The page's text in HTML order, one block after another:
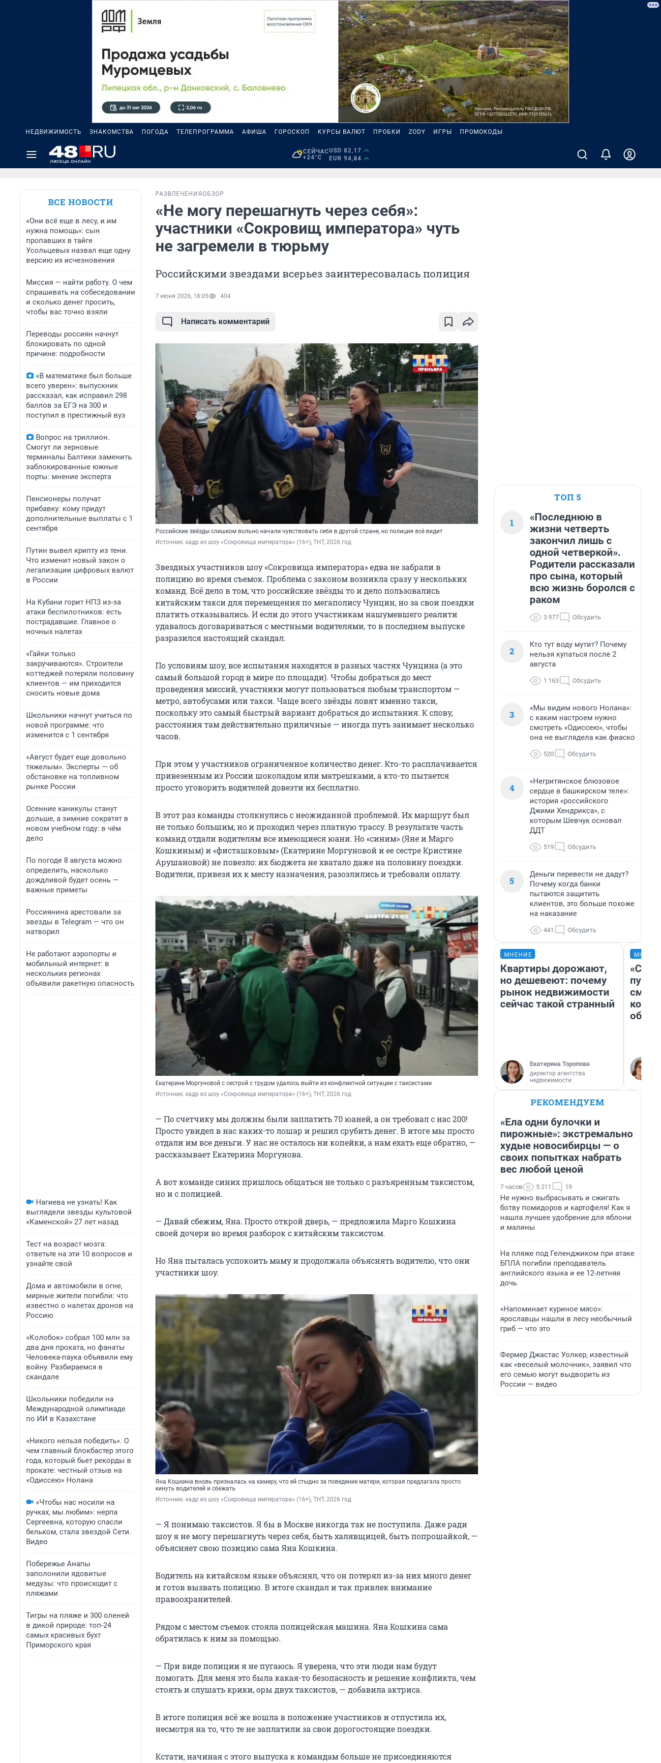
НЕДВИЖИМОСТЬ ЗНАКОМСТВА ПОГОДА ТЕЛЕПРОГРАММА АФИША ГОРОСКОП КУРСЫ ВАЛЮТ ПРОБКИ ZODY ИГРЫ ПРОМОКОДЫ
СЕЙЧАС
+24°C
USD 82,17
EUR 94,84
ВСЕ НОВОСТИ
«Они всё еще в лесу, и им
нужна помощь»: сын
пропавших в тайге
Усольцевых назвал еще одну
версию их исчезновения
Миссия — найти работу. О чем
спрашивать на собеседовании
и сколько денег просить,
чтобы вас точно взяли
Переводы россиян начнут
блокировать по одной
причине: подробности
«В математике был больше
всего уверен»: выпускник
рассказал, как исправил 298
баллов за ЕГЭ на 300 и
поступил в престижный вуз
Вопрос на триллион.
Смогут ли зерновые
терминалы Балтики заменить
заблокированные южные
порты: мнение эксперта
Пенсионеры получат
прибавку: кому придут
дополнительные выплаты с 1
сентября
Путин вывел крипту из тени.
Что изменит новый закон о
легализации цифровых валют
в России
На Кубани горит НПЗ из-за
атаки беспилотников: есть
пострадавшие. Главное о
ночных налетах
«Гайки только
закручиваются». Строители
коттеджей потеряли половину
клиентов — им приходится
сносить новые дома
Школьники начнут учиться по
новой программе: что
изменится с 1 сентября
«Август будет еще довольно
тяжелым». Эксперты — об
обстановке на топливном
рынке России
Осенние каникулы станут
дольше, а зимние сократят в
новом учебном году: в чём
дело
По погоде 8 августа можно
определить, насколько
дождливой будет осень —
важные приметы
Россиянина арестовали за
звезды в Telegram — что он
натворил
Не работают аэропорты и
мобильный интернет: в
нескольких регионах
объявили ракетную опасность
Нагиева не узнать! Как
выглядели звезды культовой
«Каменской» 27 лет назад
Тест на возраст мозга:
ответьте на эти 10 вопросов и
узнайте свой
Дома и автомобили в огне,
мирные жители погибли: что
известно о налетах дронов на
Россию
«Колобок» собрал 100 млн за
два дня проката, но фанаты
Человека-паука объявили ему
войну. Разбираемся в
скандале
Школьники победили на
Международной олимпиаде
по ИИ в Казахстане
«Никого нельзя победить». О
чем главный блокбастер этого
года, который бьет рекорды в
прокате: честный отзыв на
«Одиссею» Нолана
«Чтобы нас носили на
ручках, мы любим»: нерпа
Сергеевна, которую спасли
бельком, стала звездой Сети.
Видео
Побережье Анапы
заполонили ядовитые
медузы: что происходит с
пляжами
Тигры на пляже и 300 оленей
в дикой природе: топ-24
самых красивых бухт
Приморского края
РАЗВЛЕЧЕНИЯ ОБЗОР
«Не могу перешагнуть через себя»:
участники «Сокровищ императора» чуть
не загремели в тюрьму
Российскими звездами всерьез заинтересовалась полиция
7 июня 2026, 18:05 404
Написать комментарий
Российские звёзды слишком вольно начали чувствовать себя в другой стране, но полиция всё видит
Источник: кадр из шоу «Сокровища императора» (16+), ТНТ, 2026 год
Звездных участников шоу «Сокровища императора» едва не забрали в
полицию во время съемок. Проблема с законом возникла сразу у нескольких
команд. Всё дело в том, что российские звёзды то и дело пользовались
китайским такси для перемещения по мегаполису Чунцин, но за свои поездки
платить отказывались. И если до этого участникам нашумевшего реалити
удавалось договариваться с местными водителями, то в последнем выпуске
разразился настоящий скандал.
По условиям шоу, все испытания находятся в разных частях Чунцина (а это
самый большой город в мире по площади). Чтобы добраться до мест
проведения миссий, участники могут пользоваться любым транспортом —
метро, автобусами или такси. Чаще всего звёзды ловят именно такси,
поскольку это самый быстрый вариант добраться до испытания. К слову,
расстояния там действительно приличные — иногда путь занимает несколько
часов.
При этом у участников ограниченное количество денег. Кто-то расплачивается
привезенным из России шоколадом или матрешками, а кто-то пытается
просто уговорить водителей довезти их бесплатно.
В этот раз команды столкнулись с неожиданной проблемой. Их маршрут был
не только большим, но и проходил через платную трассу. В результате часть
команд отдали водителям все имеющиеся юани. Но «синим» (Яне и Марго
Кошкиным) и «фисташковым» (Екатерине Моргуновой и ее сестре Кристине
Арушановой) не повезло: их бюджета не хватало даже на половину поездки.
Водители, привезя их к месту назначения, разозлились и требовали оплату.
Екатерине Моргуновой с сестрой с трудом удалось выйти из конфликтной ситуации с таксистами
Источник: кадр из шоу «Сокровища императора» (16+), ТНТ, 2026 год
— По счетчику мы должны были заплатить 70 юаней, а он требовал с нас 200!
Просто увидел в нас каких-то лошар и решил срубить денег. В итоге мы просто
отдали им все деньги. У нас не осталось ни копейки, а нам ехать еще обратно, —
рассказывает Екатерина Моргунова.
А вот команде синих пришлось общаться не только с разъяренным таксистом,
но и с полицией.
— Давай сбежим, Яна. Просто открой дверь, — предложила Марго Кошкина
своей дочери во время разборок с китайским таксистом.
Но Яна пыталась успокоить маму и продолжала объяснять водителю, что они
участники шоу.
Яна Кошкина вновь призналась на камеру, что ей стыдно за поведение матери, которая предлагала просто
кинуть водителей и сбежать
Источник: кадр из шоу «Сокровища императора» (16+), ТНТ, 2026 год
— Я понимаю таксистов. Я бы в Москве никогда так не поступила. Даже ради
шоу я не могу перешагнуть через себя, быть халявщицей, быть попрошайкой, —
объясняет свою позицию сама Яна Кошкина.
Водитель на китайском языке объяснял, что он потерял из-за них много денег
и готов вызвать полицию. В итоге скандал и так привлек внимание
правоохранителей.
Рядом с местом съемок стояла полицейская машина. Яна Кошкина сама
обратилась к ним за помощью.
— При виде полиции я не пугаюсь. Я уверена, что эти люди нам будут
помогать. Для меня это была какая-то безопасность и решение конфликта, чем
стоять и слушать крики, оры двух таксистов, — добавила актриса.
В итоге полиция всё же вошла в положение участников и отпустила их,
несмотря на то, что те не заплатили за свои дорогостоящие поездки.
Кстати, начиная с этого выпуска к командам больше не присоединяются
ТОП 5
1
«Последнюю в
жизни четверть
закончил лишь с
одной четверкой».
Родители рассказали
про сына, который
всю жизнь боролся с
раком
3 977 Обсудить
2
Кто тут воду мутит? Почему
нельзя купаться после 2
августа
1 163 Обсудить
3
«Мы видим нового Нолана»:
с каким настроем нужно
смотреть «Одиссею», чтобы
она не выглядела как фиаско
520 Обсудить
4
«Негритянское блюзовое
сердце в башкирском теле»:
история «российского
Джими Хендрикса», с
которым Шевчук основал
ДДТ
519 Обсудить
5
Деньги перевести не дадут?
Почему когда банки
пытаются защитить
клиентов, это больше похоже
на наказание
441 Обсудить
МНЕНИЕ
Квартиры дорожают,
но дешевеют: почему
рынок недвижимости
сейчас такой странный
Екатерина Торопова
директор агентства
недвижимости
РЕКОМЕНДУЕМ
«Ела одни булочки и
пирожные»: экстремально
худые новосибирцы — о
своих попытках набрать
вес любой ценой
7 часов 5 211 19
Не нужно выбрасывать и сжигать
ботву помидоров и картофеля! Как я
нашла лучшее удобрение для яблони
и малины
На пляже под Геленджиком при атаке
БПЛА погибли преподаватель
английского языка и ее 12-летняя
дочь
«Напоминает куриное мясо»:
ярославцы нашли в лесу необычный
гриб — что это
Фермер Джастас Уолкер, известный
как «веселый молочник», заявил что
его семью могут выдворить из
России — видео